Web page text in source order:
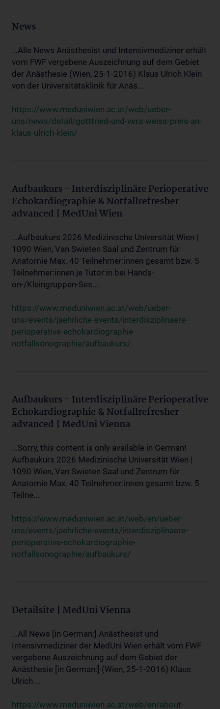
News
...Alle News Anästhesist und Intensivmediziner erhält
vom FWF vergebene Auszeichnung auf dem Gebiet
der Anästhesie (Wien, 25-1-2016) Klaus Ulrich Klein
von der Universitätsklinik für Anäs...
https://www.meduniwien.ac.at/web/ueber-
uns/news/detail/gottfried-und-vera-weiss-preis-an-
klaus-ulrich-klein/
Aufbaukurs - Interdisziplinäre Perioperative
Echokardiographie & Notfallrefresher
advanced | MedUni Wien
...Aufbaukurs 2026 Medizinische Universität Wien |
1090 Wien, Van Swieten Saal und Zentrum für
Anatomie Max. 40 Teilnehmer:innen gesamt bzw. 5
Teilnehmer:innen je Tutor:in bei Hands-
on-/Kleingruppen-Ses...
https://www.meduniwien.ac.at/web/ueber-
uns/events/jaehrliche-events/interdisziplinaere-
perioperative-echokardiographie-
notfallsonographie/aufbaukurs/
Aufbaukurs - Interdisziplinäre Perioperative
Echokardiographie & Notfallrefresher
advanced | MedUni Vienna
...Sorry, this content is only available in German!
Aufbaukurs 2026 Medizinische Universität Wien |
1090 Wien, Van Swieten Saal und Zentrum für
Anatomie Max. 40 Teilnehmer:innen gesamt bzw. 5
Teilne...
https://www.meduniwien.ac.at/web/en/ueber-
uns/events/jaehrliche-events/interdisziplinaere-
perioperative-echokardiographie-
notfallsonographie/aufbaukurs/
Detailsite | MedUni Vienna
...All News [in German:] Anästhesist und
Intensivmediziner der MedUni Wien erhält vom FWF
vergebene Auszeichnung auf dem Gebiet der
Anästhesie [in German:] (Wien, 25-1-2016) Klaus
Ulrich ...
https://www.meduniwien.ac.at/web/en/about-